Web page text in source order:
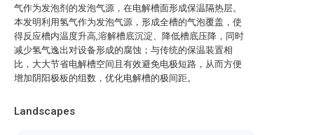
气作为发泡剂的发泡气源，在电解槽面形成保温隔热层。
本发明利用氢气作为发泡气源，形成全槽的气泡覆盖，使
得反应槽内温度升高,溶解槽底沉淀、降低槽底压降，同时
减少氢气逸出对设备形成的腐蚀；与传统的保温装置相
比，大大节省电解槽空间且有效避免电极短路，从而方便
增加阴阳极板的组数，优化电解槽的极间距。
Landscapes